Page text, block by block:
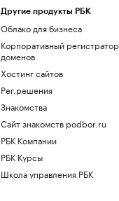
Другие продукты РБК
Облако для бизнеса
Корпоративный регистратор
доменов
Хостинг сайтов
Рег.решения
Знакомства
Сайт знакомств podbor.ru
РБК Компании
РБК Курсы
Школа управления РБК